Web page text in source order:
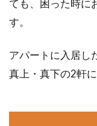
ても、困った時に
す。
アパートに入居し
真上・真下の2軒